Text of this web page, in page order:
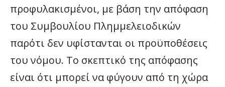
προφυλακισμένοι, με βάση την απόφαση
του Συμβουλίου Πλημμελειοδικών
παρότι δεν υφίστανται οι προϋποθέσεις
του νόμου. Το σκεπτικό της απόφασης
είναι ότι μπορεί να φύγουν από τη χώρα